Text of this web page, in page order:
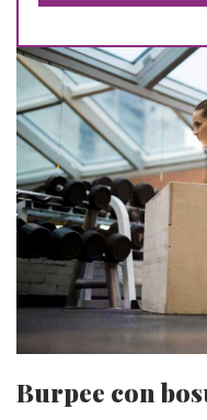
Burpee con